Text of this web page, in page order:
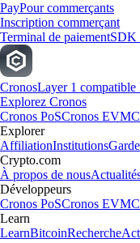
PayPour commerçants
Inscription commerçant
Terminal de paiementSDK
CronosLayer 1
Explorez Cronos
Cronos PoSCronos EVM
Explorer
AffiliationInstitutionsGarde
Crypto.com
À propos de nous
Développeurs
Cronos PoSCronos EVM
Learn
LearnBitcoinRecherche